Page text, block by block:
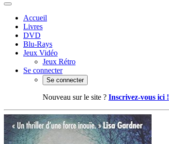
Accueil
Livres
DVD
Blu-Rays
Jeux Vidéo
Jeux Rétro
Se connecter
Se connecter
Nouveau sur le site ? Inscrivez-vous ici !